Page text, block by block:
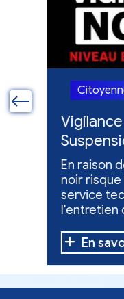
Vigilance
espaces
En raison
noir risque
service
l'entretien
En